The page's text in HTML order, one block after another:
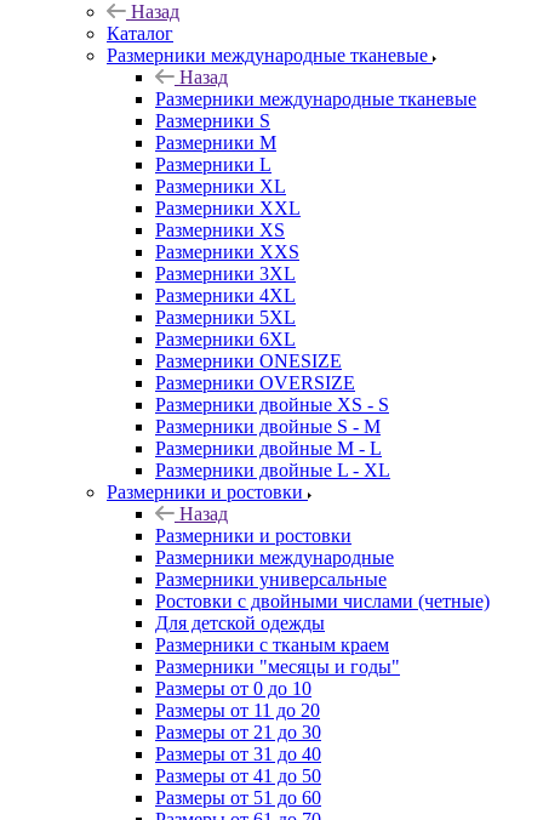
Назад
Каталог
Размерники международные тканевые
Назад
Размерники международные тканевые
Размерники S
Размерники M
Размерники L
Размерники XL
Размерники XXL
Размерники XS
Размерники XXS
Размерники 3XL
Размерники 4XL
Размерники 5XL
Размерники 6XL
Размерники ONESIZE
Размерники OVERSIZE
Размерники двойные XS - S
Размерники двойные S - M
Размерники двойные M - L
Размерники двойные L - XL
Размерники и ростовки
Назад
Размерники и ростовки
Размерники международные
Размерники универсальные
Ростовки с двойными числами (четные)
Для детской одежды
Размерники с тканым краем
Размерники "месяцы и годы"
Размеры от 0 до 10
Размеры от 11 до 20
Размеры от 21 до 30
Размеры от 31 до 40
Размеры от 41 до 50
Размеры от 51 до 60